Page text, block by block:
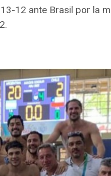
12 ante Brasil por la